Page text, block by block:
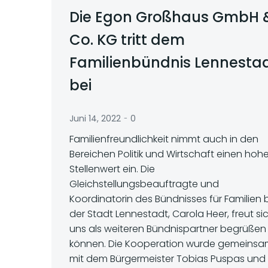
Die Egon Großhaus GmbH
Co. KG tritt dem
Familienbündnis
bei
Juni 14, 2022 - 0
Familienfreundlichkeit nimmt auch in den
Bereichen Politik und Wirtschaft einen
Stellenwert ein. Die
Gleichstellungsbeauftragte und
Koordinatorin des Bündnisses für Familien
der Stadt Lennestadt, Carola Heer, freut
uns als weiteren Bündnispartner begrüßen
können. Die Kooperation wurde
mit dem Bürgermeister Tobias Puspas und